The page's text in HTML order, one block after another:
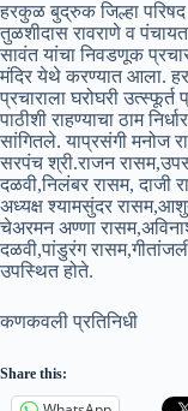
हरकुळ बुद्रुक जिल्हा
तुळशीदास रावराणे व
सावंत यांचा निवडणूक
मंदिर येथे करण्यात आला.
प्रचाराला घरोघरी
पाठीशी राहण्याचा ठाम
सांगितले. याप्रसंगी मनोज
सरपंच श्री.राजन
दळवी,निलंबर रासम,
अध्यक्ष श्यामसुंदर
चेअरमन अण्णा
दळवी,पांडुरंग
उपस्थित होते.
कणकवली प्रतिनिधी
Share this: